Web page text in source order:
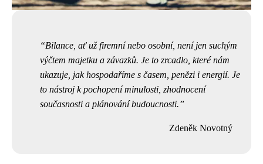
Bilance, ať už firemní nebo osobní, není jen suchým
výčtem majetku a závazků. Je to zrcadlo, které nám
ukazuje, jak hospodaříme s časem, penězi i energií. Je
to nástroj k pochopení minulosti, zhodnocení
současnosti a plánování budoucnosti.
Zdeněk Novotný